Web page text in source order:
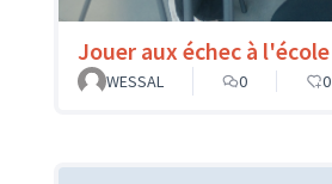
Jouer aux échec à l'école
WESSAL
0 0